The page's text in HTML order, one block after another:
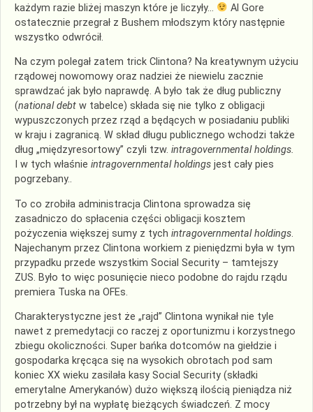
każdym razie bliżej maszyn które je liczyły…
Al Gore
ostatecznie przegrał z Bushem młodszym który następnie
wszystko odwrócił.
Na czym polegał zatem trick Clintona? Na kreatywnym użyciu
rządowej nowomowy oraz nadziei że niewielu zacznie
sprawdzać jak było naprawdę. A było tak że dług publiczny
(national debt w tabelce) składa się nie tylko z obligacji
wypuszczonych przez rząd a będących w posiadaniu publiki
w kraju i zagranicą. W skład długu publicznego wchodzi także
dług „międzyresortowy” czyli tzw. intragovernmental holdings.
I w tych właśnie intragovernmental holdings jest cały pies
pogrzebany..
To co zrobiła administracja Clintona sprowadza się
zasadniczo do spłacenia części obligacji kosztem
pożyczenia większej sumy z tych intragovernmental holdings.
Najechanym przez Clintona workiem z pieniędzmi była w tym
przypadku przede wszystkim Social Security – tamtejszy
ZUS. Było to więc posunięcie nieco podobne do rajdu rządu
premiera Tuska na OFEs.
Charakterystyczne jest że „rajd” Clintona wynikał nie tyle
nawet z premedytacji co raczej z oportunizmu i korzystnego
zbiegu okoliczności. Super bańka dotcomów na giełdzie i
gospodarka kręcąca się na wysokich obrotach pod sam
koniec XX wieku zasilała kasy Social Security (składki
emerytalne Amerykanów) dużo większą ilością pieniądza niż
potrzebny był na wypłatę bieżących świadczeń. Z mocy